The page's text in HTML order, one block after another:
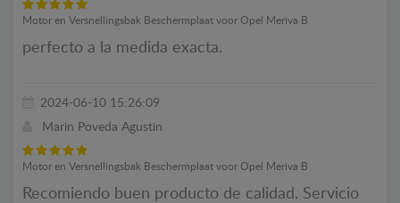
Motor en Versnellingsbak Beschermplaat voor Opel Meriva B
perfecto a la medida exacta.
2024-06-10 15:26:09
Marin Poveda Agustin
Motor en Versnellingsbak Beschermplaat voor Opel Meriva B
Recomiendo buen producto de calidad. Servicio